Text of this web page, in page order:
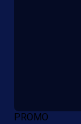
PROMO